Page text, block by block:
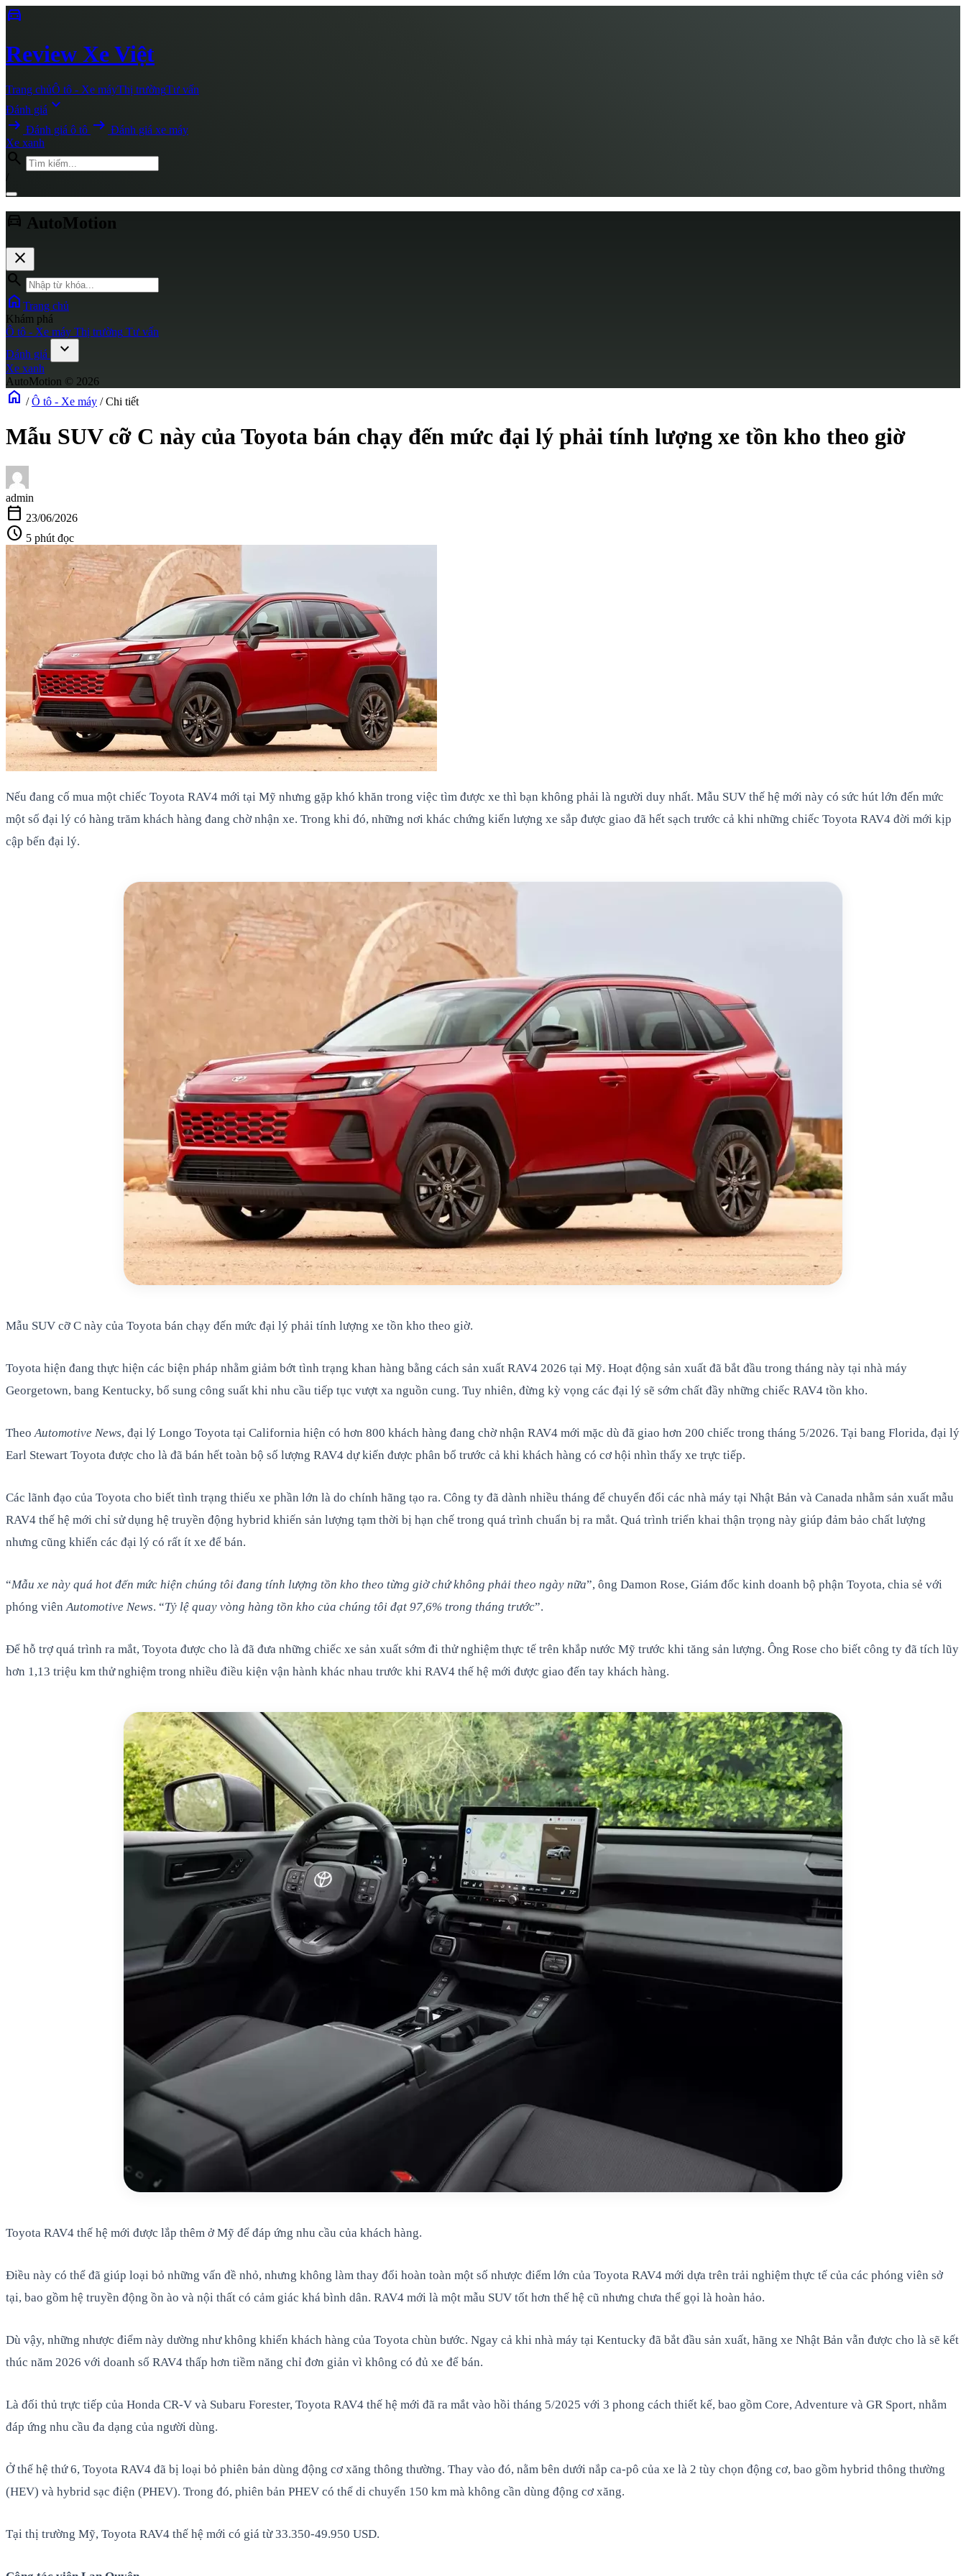
directions_car
Review Xe Việt
Trang chủÔ tô - Xe máyThị trườngTư vấn
Đánh giá expand_more
arrow_right_alt Đánh giá ô tô arrow_right_alt Đánh giá xe máy
Xe xanh
search
directions_car AutoMotion
close
search
home Trang chủ
Khám phá
Ô tô - Xe máy Thị trường Tư vấn
Đánh giá
expand_more
Xe xanh
AutoMotion © 2026
home / Ô tô - Xe máy / Chi tiết
Mẫu SUV cỡ C này của Toyota bán chạy đến mức đại lý phải tính lượng xe tồn kho theo giờ
admin
calendar_today 23/06/2026
schedule 5 phút đọc
Nếu đang cố mua một chiếc Toyota RAV4 mới tại Mỹ nhưng gặp khó khăn trong việc tìm được xe thì bạn không phải là người duy nhất. Mẫu SUV thế hệ mới này có sức hút lớn đến mức
một số đại lý có hàng trăm khách hàng đang chờ nhận xe. Trong khi đó, những nơi khác chứng kiến lượng xe sắp được giao đã hết sạch trước cả khi những chiếc Toyota RAV4 đời mới kịp
cập bến đại lý.
Mẫu SUV cỡ C này của Toyota bán chạy đến mức đại lý phải tính lượng xe tồn kho theo giờ.
Toyota hiện đang thực hiện các biện pháp nhằm giảm bớt tình trạng khan hàng bằng cách sản xuất RAV4 2026 tại Mỹ. Hoạt động sản xuất đã bắt đầu trong tháng này tại nhà máy
Georgetown, bang Kentucky, bổ sung công suất khi nhu cầu tiếp tục vượt xa nguồn cung. Tuy nhiên, đừng kỳ vọng các đại lý sẽ sớm chất đầy những chiếc RAV4 tồn kho.
TheoAutomotive News, đại lý Longo Toyota tại California hiện có hơn 800 khách hàng đang chờ nhận RAV4 mới mặc dù đã giao hơn 200 chiếc trong tháng 5/2026. Tại bang Florida, đại lý
Earl Stewart Toyota được cho là đã bán hết toàn bộ số lượng RAV4 dự kiến được phân bổ trước cả khi khách hàng có cơ hội nhìn thấy xe trực tiếp.
Các lãnh đạo của Toyota cho biết tình trạng thiếu xe phần lớn là do chính hãng tạo ra. Công ty đã dành nhiều tháng để chuyển đổi các nhà máy tại Nhật Bản và Canada nhằm sản xuất mẫu
RAV4 thế hệ mới chỉ sử dụng hệ truyền động hybrid khiến sản lượng tạm thời bị hạn chế trong quá trình chuẩn bị ra mắt. Quá trình triển khai thận trọng này giúp đảm bảo chất lượng
nhưng cũng khiến các đại lý có rất ít xe để bán.
“Mẫu xe này quá hot đến mức hiện chúng tôi đang tính lượng tồn kho theo từng giờ chứ không phải theo ngày nữa”, ông Damon Rose, Giám đốc kinh doanh bộ phận Toyota, chia sẻ với
phóng viênAutomotive News. “Tỷ lệ quay vòng hàng tồn kho của chúng tôi đạt 97,6% trong tháng trước”.
Để hỗ trợ quá trình ra mắt, Toyota được cho là đã đưa những chiếc xe sản xuất sớm đi thử nghiệm thực tế trên khắp nước Mỹ trước khi tăng sản lượng. Ông Rose cho biết công ty đã tích lũy
hơn 1,13 triệu km thử nghiệm trong nhiều điều kiện vận hành khác nhau trước khi RAV4 thế hệ mới được giao đến tay khách hàng.
Toyota RAV4 thế hệ mới được lắp thêm ở Mỹ để đáp ứng nhu cầu của khách hàng.
Điều này có thể đã giúp loại bỏ những vấn đề nhỏ, nhưng không làm thay đổi hoàn toàn một số nhược điểm lớn của Toyota RAV4 mới dựa trên trải nghiệm thực tế của các phóng viên sở
tại, bao gồm hệ truyền động ồn ào và nội thất có cảm giác khá bình dân. RAV4 mới là một mẫu SUV tốt hơn thế hệ cũ nhưng chưa thể gọi là hoàn hảo.
Dù vậy, những nhược điểm này dường như không khiến khách hàng của Toyota chùn bước. Ngay cả khi nhà máy tại Kentucky đã bắt đầu sản xuất, hãng xe Nhật Bản vẫn được cho là sẽ kết
thúc năm 2026 với doanh số RAV4 thấp hơn tiềm năng chỉ đơn giản vì không có đủ xe để bán.
Là đối thủ trực tiếp của Honda CR-V và Subaru Forester, Toyota RAV4 thế hệ mới đã ra mắt vào hồi tháng 5/2025 với 3 phong cách thiết kế, bao gồm Core, Adventure và GR Sport, nhằm
đáp ứng nhu cầu đa dạng của người dùng.
Ở thế hệ thứ 6, Toyota RAV4 đã bị loại bỏ phiên bản dùng động cơ xăng thông thường. Thay vào đó, nằm bên dưới nắp ca-pô của xe là 2 tùy chọn động cơ, bao gồm hybrid thông thường
(HEV) và hybrid sạc điện (PHEV). Trong đó, phiên bản PHEV có thể di chuyển 150 km mà không cần dùng động cơ xăng.
Tại thị trường Mỹ, Toyota RAV4 thế hệ mới có giá từ 33.350-49.950 USD.